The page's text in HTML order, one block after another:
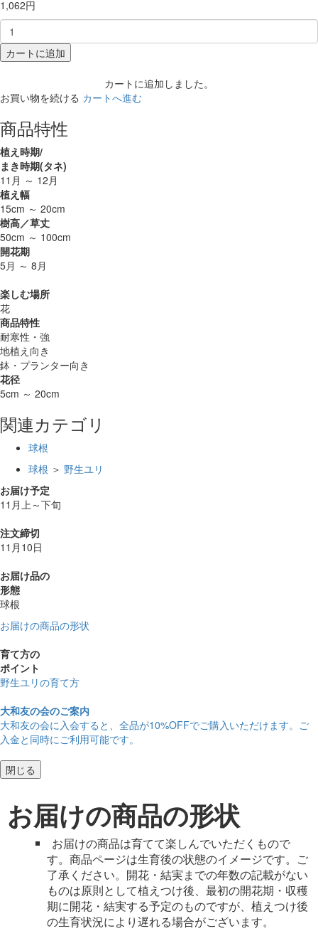
1,062円
カートに追加
カートに追加しました。
お買い物を続ける カートへ進む
商品特性
植え時期/
まき時期(タネ)
11月 ～ 12月
植え幅
15cm ～ 20cm
樹高／草丈
50cm ～ 100cm
開花期
5月 ～ 8月
楽しむ場所
花
商品特性
耐寒性・強
地植え向き
鉢・プランター向き
花径
5cm ～ 20cm
関連カテゴリ
球根
球根 ＞ 野生ユリ
お届け予定
11月上～下旬
注文締切
11月10日
お届け品の
形態
球根
お届けの商品の形状
育て方の
ポイント
野生ユリの育て方
大和友の会のご案内
大和友の会に入会すると、 全品が10%OFFでご購入いただけます。ご
入金と同時にご利用可能です。
閉じる
お届けの商品の形状
お届けの商品は育てて楽しんでいただくもので
す。商品ページは生育後の状態のイメージです。ご
了承ください。開花・結実までの年数の記載がない
ものは原則として植えつけ後、最初の開花期・収穫
期に開花・結実する予定のものですが、植えつけ後
の生育状況により遅れる場合がございます。